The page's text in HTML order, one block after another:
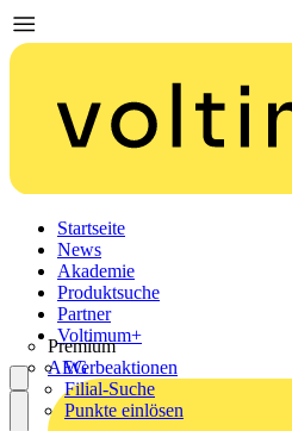
Startseite
News
Akademie
Produktsuche
Partner
Premium
AEG
Voltimum+
Werbeaktionen
Filial-Suche
Punkte einlösen